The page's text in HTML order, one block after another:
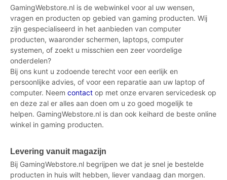
GamingWebstore.nl is de webwinkel voor al uw wensen,
vragen en producten op gebied van gaming producten. Wij
zijn gespecialiseerd in het aanbieden van computer
producten, waaronder schermen, laptops, computer
systemen, of zoekt u misschien een zeer voordelige
onderdelen?
Bij ons kunt u zodoende terecht voor een eerlijk en
persoonlijke advies, of voor een reparatie aan uw laptop of
computer. Neem contact op met onze ervaren servicedesk op
en deze zal er alles aan doen om u zo goed mogelijk te
helpen. GamingWebstore.nl is dan ook keihard de beste online
winkel in gaming producten.
Levering vanuit magazijn
Bij GamingWebstore.nl begrijpen we dat je snel je bestelde
producten in huis wilt hebben, liever vandaag dan morgen.